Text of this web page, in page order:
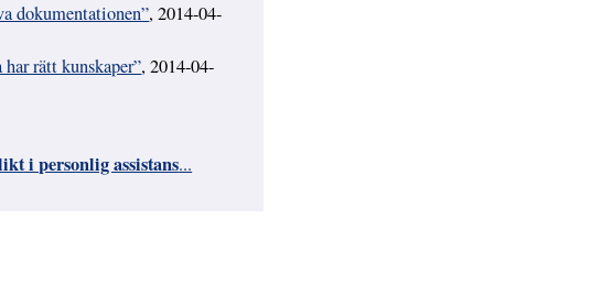
dokumentationen”, 2014-04-
rätt kunskaper”, 2014-04-
i personlig assistans...